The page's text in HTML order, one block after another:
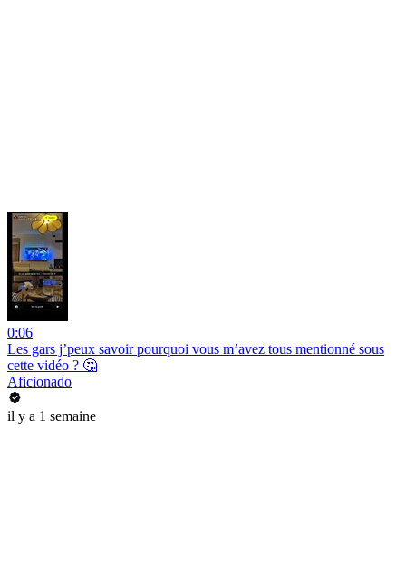
0:06
Les gars j’peux savoir pourquoi vous m’avez tous mentionné sous
cette vidéo ? 🤔
Aficionado
il y a 1 semaine